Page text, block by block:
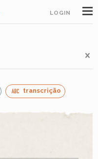
LOGIN
transcrição